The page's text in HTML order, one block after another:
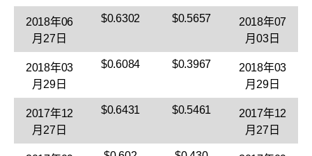
2018年06
月27日
$0.6302 $0.5657
2018年07
月03日
2018年03
月29日
$0.6084 $0.3967
2018年03
月29日
2017年12
月27日
$0.6431 $0.5461
2017年12
月27日